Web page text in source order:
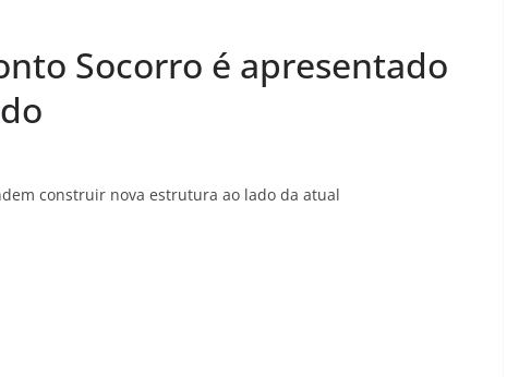
Socorro é apresentado
construir nova estrutura ao lado da atual